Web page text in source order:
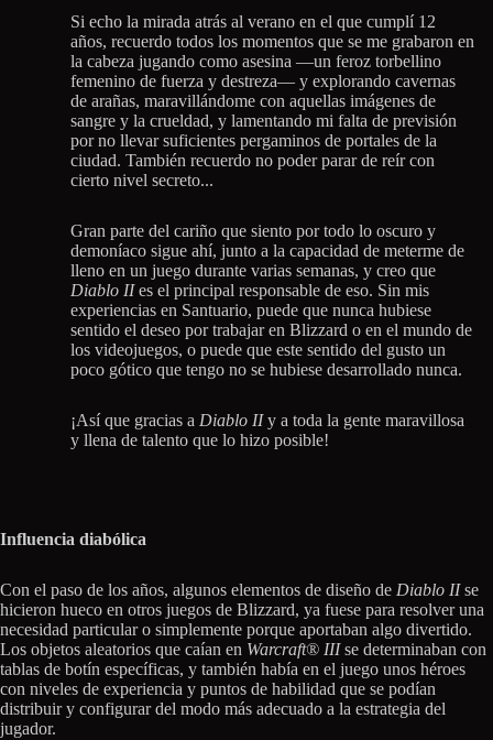
Si echo la mirada atrás al verano en el que cumplí 12
años, recuerdo todos los momentos que se me grabaron en
la cabeza jugando como asesina —un feroz torbellino
femenino de fuerza y destreza— y explorando cavernas
de arañas, maravillándome con aquellas imágenes de
sangre y la crueldad, y lamentando mi falta de previsión
por no llevar suficientes pergaminos de portales de la
ciudad. También recuerdo no poder parar de reír con
cierto nivel secreto...
Gran parte del cariño que siento por todo lo oscuro y
demoníaco sigue ahí, junto a la capacidad de meterme de
lleno en un juego durante varias semanas, y creo que
Diablo IIes el principal responsable de eso. Sin mis
experiencias en Santuario, puede que nunca hubiese
sentido el deseo por trabajar en Blizzard o en el mundo de
los videojuegos, o puede que este sentido del gusto un
poco gótico que tengo no se hubiese desarrollado nunca.
¡Así que gracias a Diablo IIy a toda la gente maravillosa
y llena de talento que lo hizo posible!
Influencia diabólica
Con el paso de los años, algunos elementos de diseño de Diablo IIse
hicieron hueco en otros juegos de Blizzard, ya fuese para resolver una
necesidad particular o simplemente porque aportaban algo divertido.
Los objetos aleatorios que caían en Warcraft® IIIse determinaban con
tablas de botín específicas, y también había en el juego unos héroes
con niveles de experiencia y puntos de habilidad que se podían
distribuir y configurar del modo más adecuado a la estrategia del
jugador.